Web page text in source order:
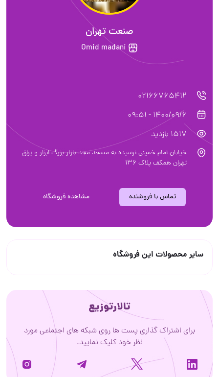
صنعت تهران
Omid madani
02166765412
1400/09/6 - 09:51
1517 بازدید
خیابان امام خمینی نرسیده به مسجد مجد بازار بزرگ ابزار و یراق
تهران همکف پلاک ۱۳۶
تماس با فروشنده مشاهده فروشگاه
سایر محصولات این فروشگاه
تالارتوزیع
برای اشتراک گذاری پست ها روی شبکه های اجتماعی مورد
نظر خود کلیک نمایید.